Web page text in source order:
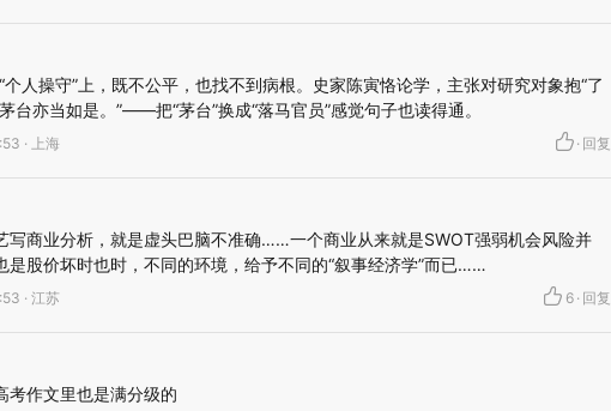
个人操守”上，既不公平，也找不到病根。史家陈寅恪论学，主张对研究对象抱“了
台亦当如是。”——把“茅台”换成“落马官员”感觉句子也读得通。
· 上海 · 回复
写商业分析，就是虚头巴脑不准确……一个商业从来就是SWOT强弱机会风险并
是股价坏时也时，不同的环境，给予不同的“叙事经济学”而已……
· 江苏 6 · 回复
考作文里也是满分级的